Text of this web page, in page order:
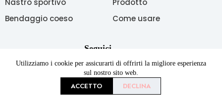
Utilizziamo i cookie per assicurarti di offrirti la migliore esperienza
sul nostro sito web.
ACCETTO DECLINA
Nastro sportivo
Bendaggio coeso
Prodotto
Come usare
Seguici
Copyright © 2026 AUPCON Tutti i diritti riservati.